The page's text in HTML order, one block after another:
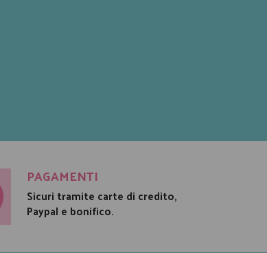
PAGAMENTI
Sicuri tramite carte di credito,
Paypal e bonifico.